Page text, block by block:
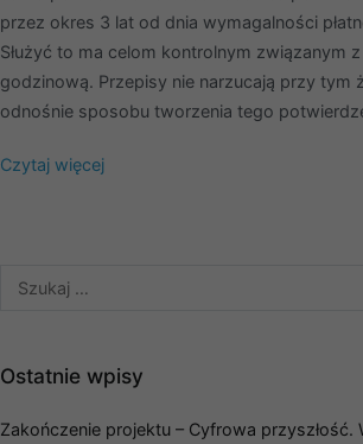
przez okres 3 lat od dnia wymagalności
Służyć to ma celom kontrolnym związanym
godzinową. Przepisy nie narzucają przy tym
odnośnie sposobu tworzenia tego
Czytaj więcej
Ostatnie wpisy
Zakończenie projektu – Cyfrowa przyszłość.